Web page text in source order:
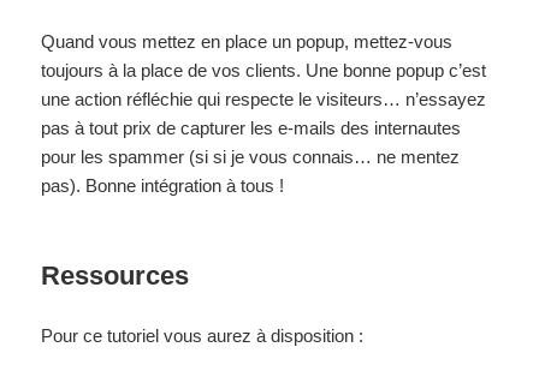
Quand vous mettez en place un popup, mettez-vous
toujours à la place de vos clients. Une bonne popup c’est
une action réfléchie qui respecte le visiteurs… n’essayez
pas à tout prix de capturer les e-mails des internautes
pour les spammer (si si je vous connais… ne mentez
pas). Bonne intégration à tous !
Ressources
Pour ce tutoriel vous aurez à disposition :